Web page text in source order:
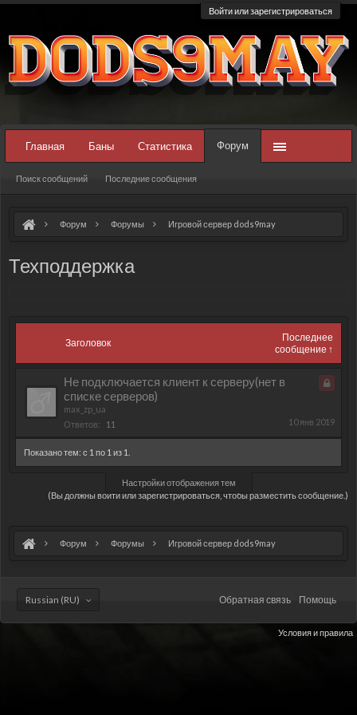
Войти или зарегистрироваться
Форум Форумы Игровой сервер dods9may
Техподдержка
Заголовок
Последнее
сообщение ↑
Не подключается клиент к серверу(нет в
списке серверов)
max_zp_ua
Ответов:
11 10 янв 2019
Показано тем: с 1 по 1 из 1.
Настройки отображения тем
(Вы должны войти или зарегистрироваться, чтобы разместить сообщение.)
Форум Форумы Игровой сервер dods9may
Главная Баны Статистика Форум
Поиск сообщений Последние сообщения
Russian (RU) Обратная связь Помощь
Условия и правила